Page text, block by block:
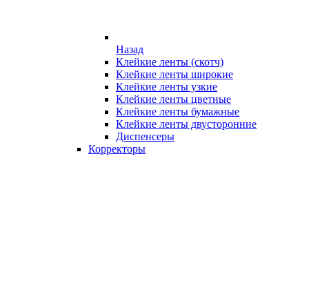
Назад
Клейкие ленты (скотч)
Клейкие ленты широкие
Клейкие ленты узкие
Клейкие ленты цветные
Клейкие ленты бумажные
Клейкие ленты двусторонние
Диспенсеры
Корректоры